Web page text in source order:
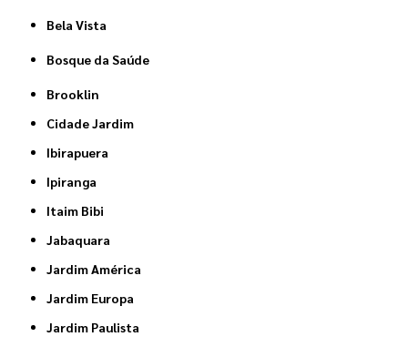
Bela Vista
Bosque da Saúde
Brooklin
Cidade Jardim
Ibirapuera
Ipiranga
Itaim Bibi
Jabaquara
Jardim América
Jardim Europa
Jardim Paulista